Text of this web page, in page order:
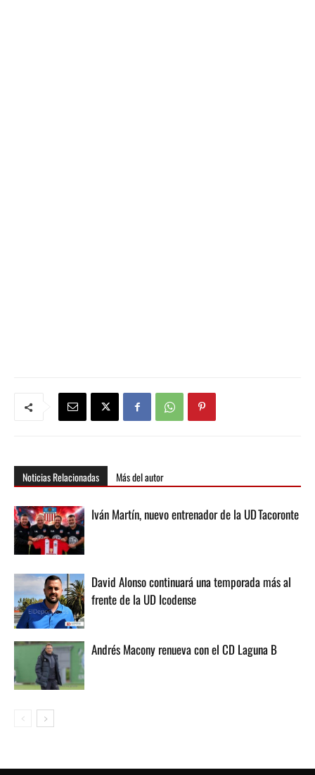
Noticias Relacionadas Más del autor
Iván Martín, nuevo entrenador de la UD Tacoronte
David Alonso continuará una temporada más al
frente de la UD Icodense
Andrés Macony renueva con el CD Laguna B